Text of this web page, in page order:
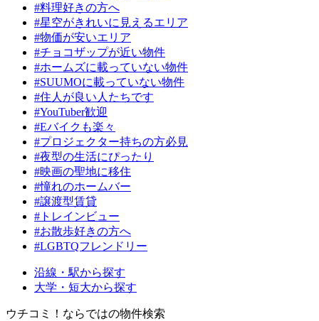
#料理好きの方へ
#星空がきれいに見えるエリア
#物価が安いエリア
#チョコザップが近い物件
#ホームズに載っていない物件
#SUUMOに載っていない物件
#住人が良い人たちです
#YouTuber歓迎
#Eバイクも楽々
#プロジェクター持ちの方必見
#夜型の生活にぴったり
#映画の聖地に移住
#憧れのホームバー
#譲渡型賃貸
#トレインビュー
#お散歩好きの方へ
#LGBTQフレンドリー
沿線・駅から探す
大学・短大から探す
ウチコミ！ならではの物件検索